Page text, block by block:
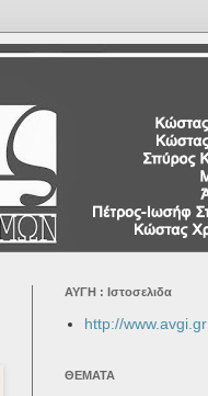
ΑΥΓΗ : Ιστοσελιδα
http://www.avgi.gr
ΘΕΜΑΤΑ